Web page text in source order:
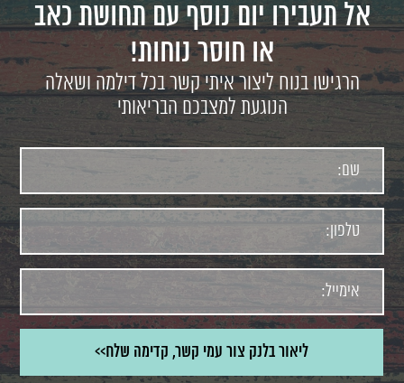
אל תעבירו יום נוסף עם תחושת כאב
או חוסר נוחות!
הרגישו בנוח ליצור איתי קשר בכל דילמה ושאלה
הנוגעת למצבכם הבריאותי